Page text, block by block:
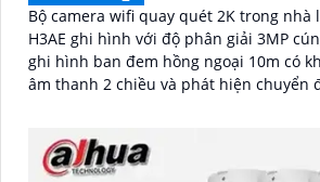
Bộ camera wifi quay quét 2K trong nhà
H3AE ghi hình với độ phân giải 3MP
ghi hình ban đem hồng ngoại 10m có
âm thanh 2 chiều và phát hiện chuyển
có thể đàm thoại được âm thanh 2 chiều.